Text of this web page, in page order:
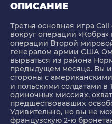
ОПИСАНИЕ
Третья основная игра
вокруг операции
операции Второй
генералом армии США
вырваться из района
предыдущем месяце. Вы
стороны с
и польскими солдатами в
одиночных миссиях,
предшествовавших
Удивительно, но вы не
французскую 2-ю